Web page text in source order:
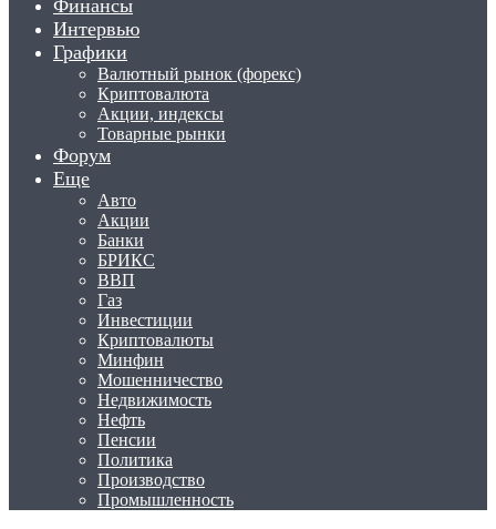
Финансы
Интервью
Графики
Валютный рынок (форекс)
Криптовалюта
Акции, индексы
Товарные рынки
Форум
Еще
Авто
Акции
Банки
БРИКС
ВВП
Газ
Инвестиции
Криптовалюты
Минфин
Мошенничество
Недвижимость
Нефть
Пенсии
Политика
Производство
Промышленность